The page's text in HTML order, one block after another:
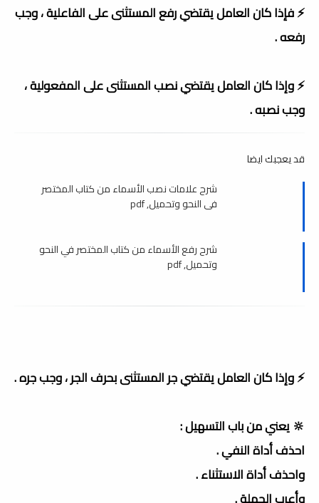
⚡️ فإذا كان العامل يقتضي رفع المستثنى على الفاعلية ، وجب
رفعه .
⚡️ وإذا كان العامل يقتضي نصب المستثنى على المفعولية ،
وجب نصبه .
قد يعجبك ايضا
شرح علامات نصب الأسماء من كتاب المختصر
في النحو وتحميل, pdf
شرح رفع الأسماء من كتاب المختصر في النحو
وتحميل, pdf
⚡️ وإذا كان العامل يقتضي جر المستثنى بحرف الجر ، وجب جره .
🔆 يعني من باب التسهيل :
احذف أداة النفي .
واحذف أداة الاستثناء .